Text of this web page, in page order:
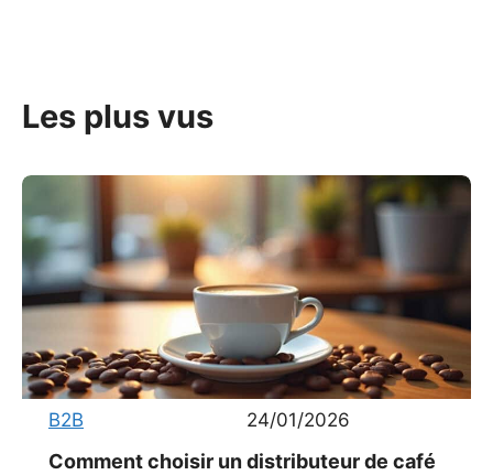
Les plus vus
B2B 24/01/2026
Comment choisir un distributeur de café